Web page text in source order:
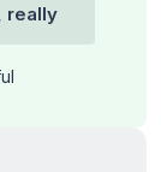
really